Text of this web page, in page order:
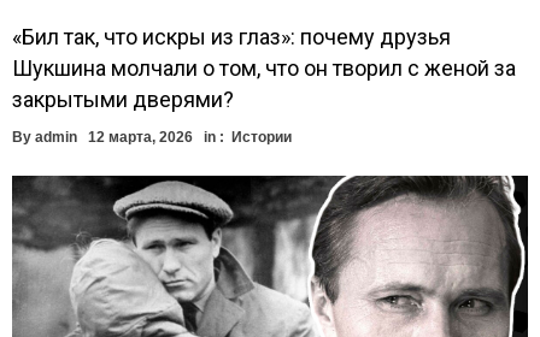
«Бил так, что искры из глаз»: почему друзья
Шукшина молчали о том, что он творил с женой за
закрытыми дверями?
By admin 12 марта, 2026 in : Истории